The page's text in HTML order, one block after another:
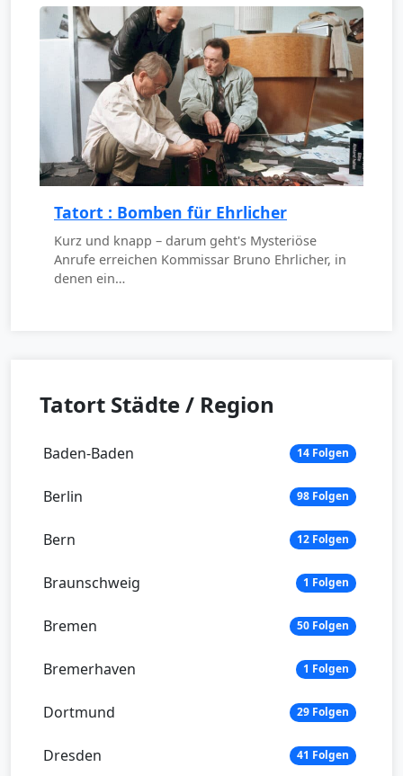
Tatort : Bomben für Ehrlicher
Kurz und knapp – darum geht's Mysteriöse
Anrufe erreichen Kommissar Bruno Ehrlicher, in
denen ein…
Tatort Städte / Region
Baden-Baden 14 Folgen
Berlin 98 Folgen
Bern 12 Folgen
Braunschweig 1 Folgen
Bremen 50 Folgen
Bremerhaven 1 Folgen
Dortmund 29 Folgen
Dresden 41 Folgen